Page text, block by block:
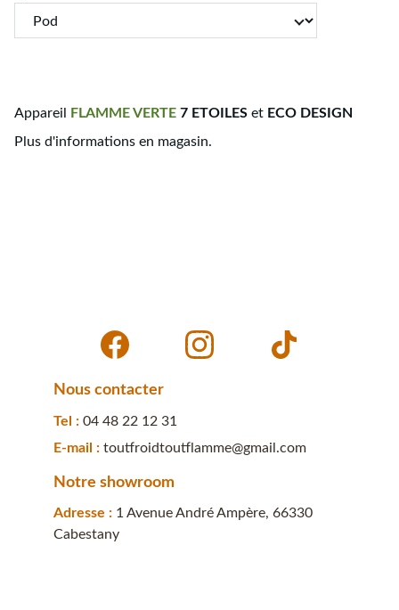
Appareil FLAMMEVERTE 7 ETOILES et ECO DESIGN
Plus d'informations en magasin.
E-mail : toutfroidtoutflamme@gmail.com
Tel : 04 48 22 12 31
Adresse : 1 Avenue André Ampère, 66330
Cabestany
Notre showroom
Nous contacter